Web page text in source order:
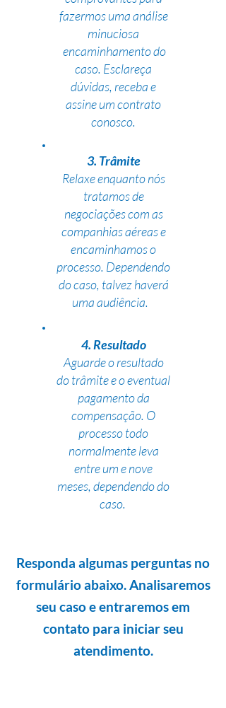
fazermos uma análise
minuciosa
encaminhamento do
caso. Esclareça
dúvidas, receba e
assine um contrato
conosco.
3. Trâmite
Relaxe enquanto nós
tratamos de
negociações com as
companhias aéreas e
encaminhamos o
processo. Dependendo
do caso, talvez haverá
uma audiência.
4. Resultado
Aguarde o resultado
do trâmite e o eventual
pagamento da
compensação. O
processo todo
normalmente leva
entre um e nove
meses, dependendo do
caso.
Responda algumas perguntas no
formulário abaixo. Analisaremos
seu caso e entraremos em
contato para iniciar seu
atendimento.